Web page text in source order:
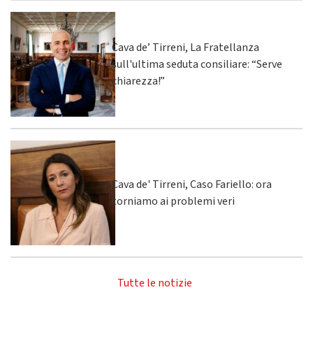
Cava de’ Tirreni, La Fratellanza
sull'ultima seduta consiliare: “Serve
chiarezza!”
Cava de' Tirreni, Caso Fariello: ora
torniamo ai problemi veri
Tutte le notizie